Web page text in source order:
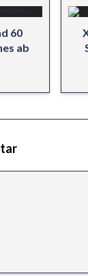
60
ab